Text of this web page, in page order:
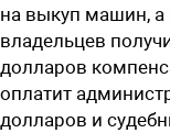
на выкуп машин,
владельцев
долларов
оплатит
долларов и